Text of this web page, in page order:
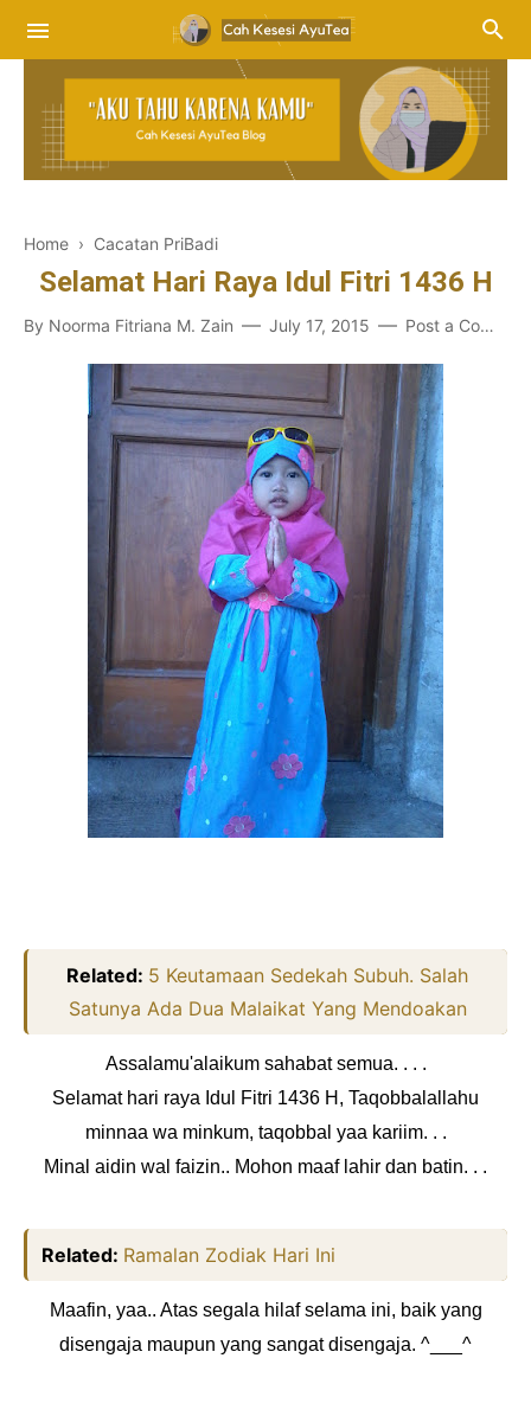
Home › Cacatan PriBadi
Selamat Hari Raya Idul Fitri 1436 H
By Noorma Fitriana M. Zain July 17, 2015 Post a Comment
Related: 5 Keutamaan Sedekah Subuh. Salah
Satunya Ada Dua Malaikat Yang Mendoakan
Assalamu'alaikum sahabat semua. . . .
Selamat hari raya Idul Fitri 1436 H, Taqobbalallahu
minnaa wa minkum, taqobbal yaa kariim. . .
Minal aidin wal faizin.. Mohon maaf lahir dan batin. . .
Related: Ramalan Zodiak Hari Ini
Maafin, yaa.. Atas segala hilaf selama ini, baik yang
disengaja maupun yang sangat disengaja. ^___^